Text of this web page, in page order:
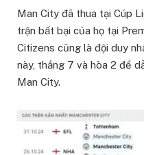
Man City đã thua tại Cúp
trận bất bại của họ tại
Citizens cũng là đội duy
này, thắng 7 và hòa 2 để
Man City.